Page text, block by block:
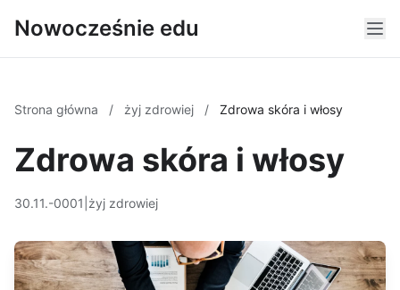
Nowocześnie edu
Strona główna / żyj zdrowiej / Zdrowa skóra i włosy
Zdrowa skóra i włosy
30.11.-0001 żyj zdrowiej